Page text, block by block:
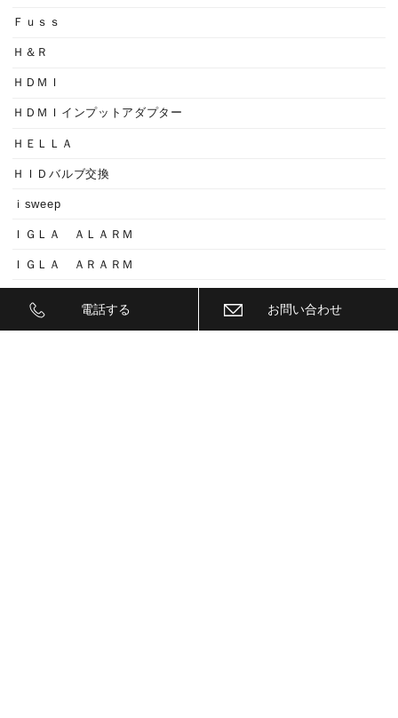
Ｆｕｓｓ
Ｈ＆Ｒ
ＨＤＭＩ
ＨＤＭＩインプットアダプター
ＨＥＬＬＡ
ＨＩＤバルブ交換
ｉsweep
ＩＧＬＡ ＡＬＡＲＭ
ＩＧＬＡ ＡＲＡＲＭ
電話する お問い合わせ